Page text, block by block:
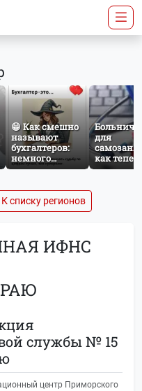
😁 Как смешно
называют
бухгалтеров:
немного
профессионального
для
как
работает
К списку регионов
ИФНС
службы № 15
центр Приморского